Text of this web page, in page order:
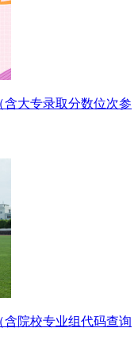
含大专录取分数位次参
含院校专业组代码查询